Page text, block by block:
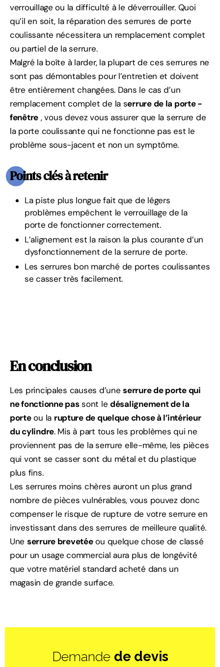
verrouillage ou la difficulté à le déverrouiller. Quoi
qu’il en soit, la réparation des serrures de porte
coulissante nécessitera un remplacement complet
ou partiel de la serrure.
Malgré la boîte à larder, la plupart de ces serrures ne
sont pas démontables pour l’entretien et doivent
être entièrement changées. Dans le cas d’un
remplacement complet de la serrure de la porte -
fenêtre , vous devez vous assurer que la serrure de
la porte coulissante qui ne fonctionne pas est le
problème sous-jacent et non un symptôme.
Points clés à retenir
La piste plus longue fait que de légers
problèmes empêchent le verrouillage de la
porte de fonctionner correctement.
L’alignement est la raison la plus courante d’un
dysfonctionnement de la serrure de porte.
Les serrures bon marché de portes coulissantes
se casser très facilement.
En conclusion
Les principales causes d’uneserrure de porte qui
ne fonctionne passont le désalignement de la
porteou la rupture de quelque chose à l’intérieur
du cylindre. Mis à part tous les problèmes qui ne
proviennent pas de la serrure elle-même, les pièces
qui vont se casser sont du métal et du plastique
plus fins.
Les serrures moins chères auront un plus grand
nombre de pièces vulnérables, vous pouvez donc
compenser le risque de rupture de votre serrure en
investissant dans des serrures de meilleure qualité.
Une serrure brevetéeou quelque chose de classé
pour un usage commercial aura plus de longévité
que votre matériel standard acheté dans un
magasin de grande surface.
Demande de devis